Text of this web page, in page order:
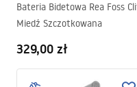
Bateria Bidetowa Rea Foss
Miedź Szczotkowana
329,00 zł